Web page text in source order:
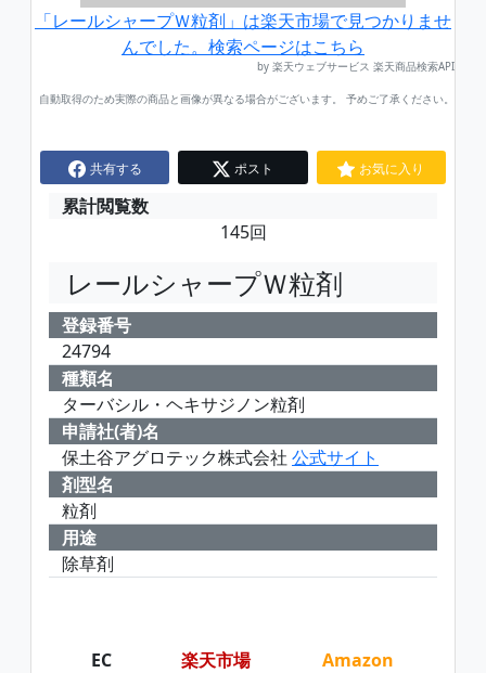
「レールシャープＷ粒剤」は楽天市場で見つかりませ
んでした。検索ページはこちら
by 楽天ウェブサービス 楽天商品検索API
自動取得のため実際の商品と画像が異なる場合がございます。 予めご了承ください。
共有する ポスト お気に入り
累計閲覧数
145回
レールシャープＷ粒剤
登録番号
24794
種類名
ターバシル・ヘキサジノン粒剤
申請社(者)名
保土谷アグロテック株式会社 公式サイト
剤型名
粒剤
用途
除草剤
EC 楽天市場 Amazon